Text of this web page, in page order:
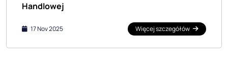
Handlowej
17 Nov 2025 Więcej szczegółów